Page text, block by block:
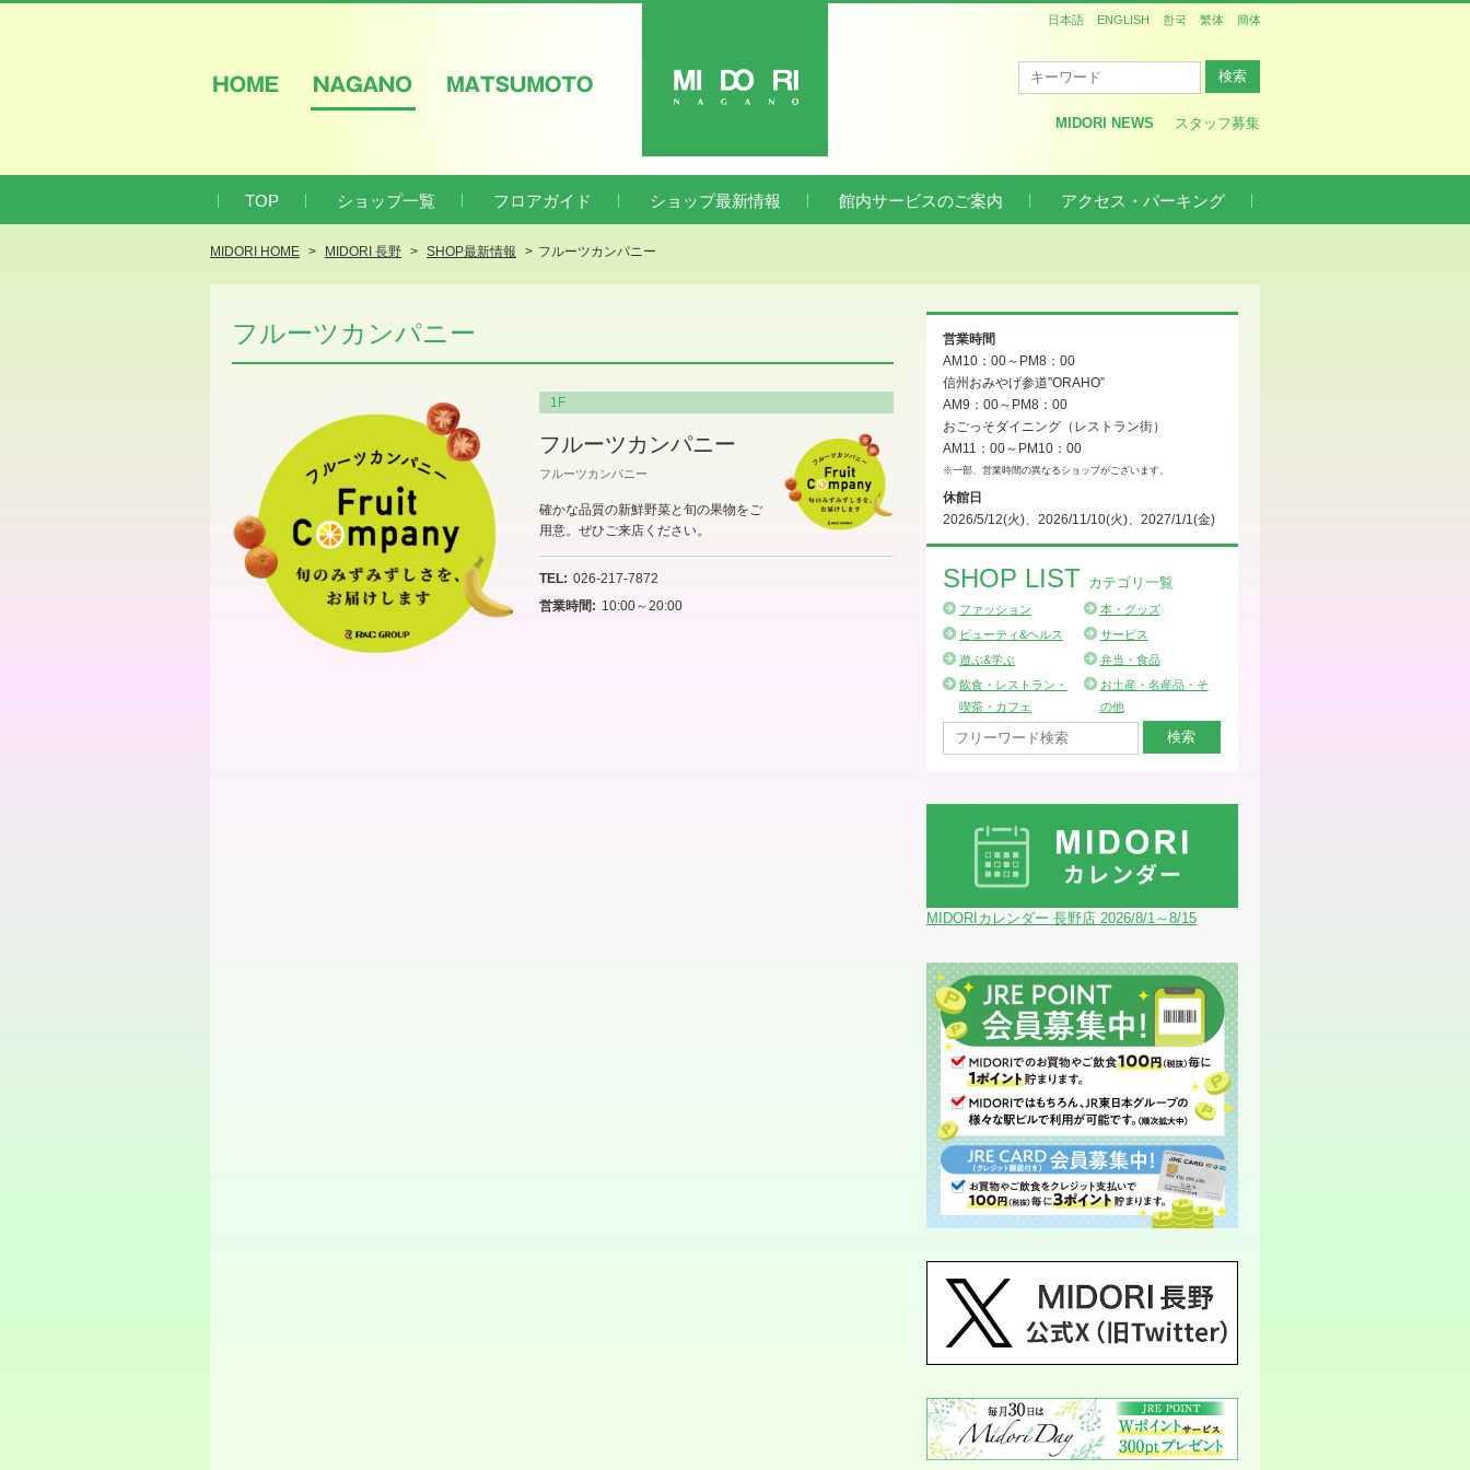
MIDORI NEWS
スタッフ募集
日本語 ENGLISH 한국 繁体 簡体
TOP ショップ一覧 フロアガイド ショップ最新情報 館内サービスのご案内 アクセス・パーキング
MIDORI HOME MIDORI 長野 SHOP最新情報 フルーツカンパニー
フルーツカンパニー
1F
フルーツカンパニー
フルーツカンパニー
確かな品質の新鮮野菜と旬の果物をご
用意。ぜひご来店ください。
TEL
026-217-7872
営業時間
10:00～20:00
営業時間
AM10：00～PM8：00
信州おみやげ参道”ORAHO”
AM9：00～PM8：00
おごっそダイニング（レストラン街）
AM11：00～PM10：00
※一部、営業時間の異なるショップがございます。
休館日
2026/5/12(火)、2026/11/10(火)、2027/1/1(金)
SHOP LIST カテゴリ一覧
ファッション
本・グッズ
ビューティ&ヘルス
サービス
遊ぶ&学ぶ
弁当・食品
飲食・レストラン・
喫茶・カフェ
お土産・名産品・そ
の他
MIDORIカレンダー 長野店 2026/8/1～8/15